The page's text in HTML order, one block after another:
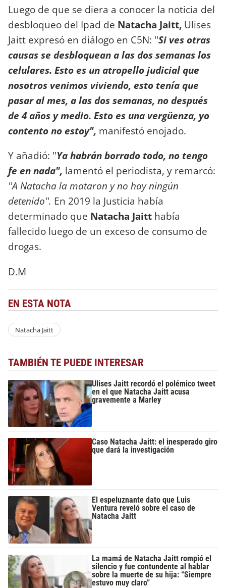
Luego de que se diera a conocer la noticia del
desbloqueo del Ipad de Natacha Jaitt, Ulises
Jaitt expresó en diálogo en C5N: ''Si ves otras
causas se desbloquean a las dos semanas los
celulares. Esto es un atropello judicial que
nosotros venimos viviendo, esto tenía que
pasar al mes, a las dos semanas, no después
de 4 años y medio. Esto es una vergüenza, yo
contento no estoy", manifestó enojado.
Y añadió: ''Ya habrán borrado todo, no tengo
fe en nada", lamentó el periodista, y remarcó:
''A Natacha la mataron y no hay ningún
detenido''. En 2019 la Justicia había
determinado que Natacha Jaitt había
fallecido luego de un exceso de consumo de
drogas.
D.M
EN ESTA NOTA
Natacha Jaitt
TAMBIÉN TE PUEDE INTERESAR
Ulises Jaitt recordó el polémico tweet
en el que Natacha Jaitt acusa
gravemente a Marley
Caso Natacha Jaitt: el inesperado giro
que dará la investigación
El espeluznante dato que Luis
Ventura reveló sobre el caso de
Natacha Jaitt
La mamá de Natacha Jaitt rompió el
silencio y fue contundente al hablar
sobre la muerte de su hija: “Siempre
estuvo muy claro”